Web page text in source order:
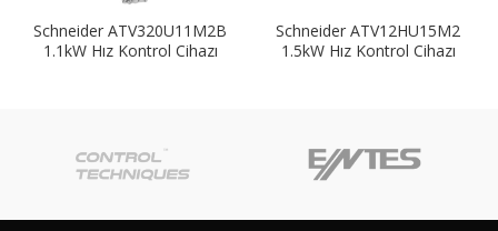
Schneider ATV320U11M2B
1.1kW Hız Kontrol Cihazı
Schneider ATV12HU15M2
1.5kW Hız Kontrol Cihazı